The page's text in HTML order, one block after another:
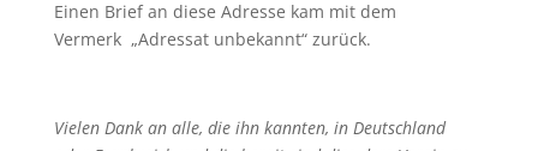
Einen Brief an diese Adresse kam mit dem
Vermerk „Adressat unbekannt“ zurück.
Vielen Dank an alle, die ihn kannten, in Deutschland